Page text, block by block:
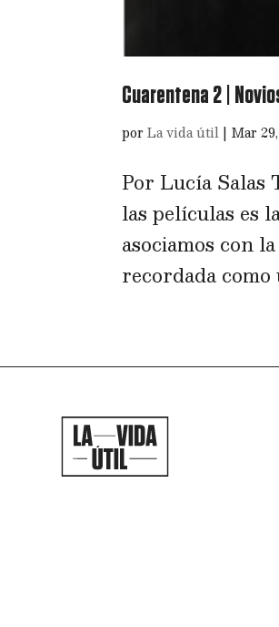
Cuarentena 2 |
porLa vida útil | Mar
Por Lucía Salas
las películas es
asociamos con
recordada como